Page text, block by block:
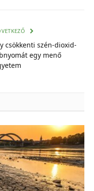
csökkenti szén-dioxid-
egy menő